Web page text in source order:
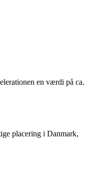
en værdi på ca.
placering i Danmark,